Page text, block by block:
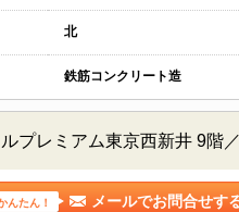
北
鉄筋コンクリート造
プレミアム東京西新井 9階
んたん！ メールでお問合せす